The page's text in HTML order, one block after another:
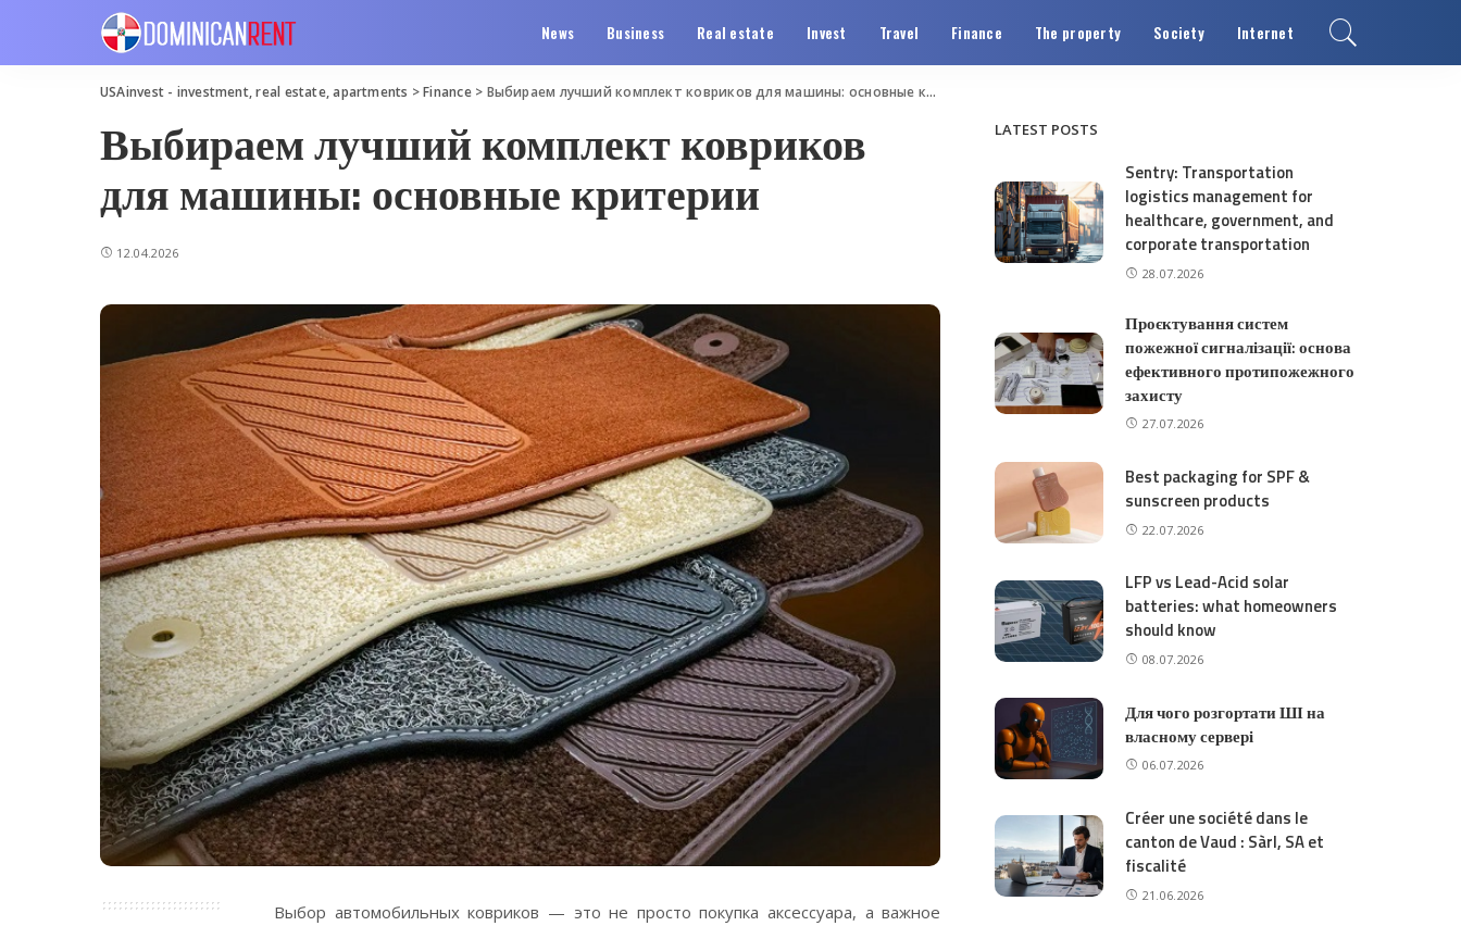
News Business Real estate Invest Travel Finance The property Society Internet
USAinvest - investment, real estate, apartments >Finance> Выбираем лучший комплект ковриков для машины: основные критерии
Выбираем лучший комплект ковриков
для машины: основные критерии
12.04.2026
Выбор автомобильных ковриков — это не просто покупка аксессуара, а важное
LATEST POSTS
Sentry: Transportation
logistics management for
healthcare, government, and
corporate transportation
28.07.2026
Проєктування систем
пожежної сигналізації: основа
ефективного протипожежного
захисту
27.07.2026
Best packaging for SPF &
sunscreen products
22.07.2026
LFP vs Lead-Acid solar
batteries: what homeowners
should know
08.07.2026
Для чого розгортати ШІ на
власному сервері
06.07.2026
Créer une société dans le
canton de Vaud : Sàrl, SA et
fiscalité
21.06.2026